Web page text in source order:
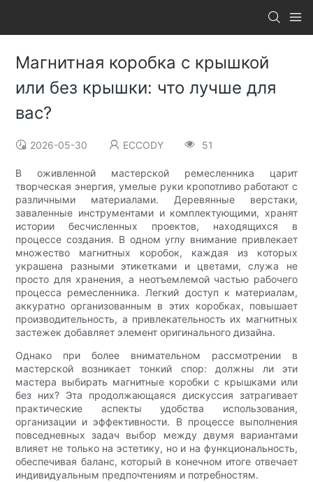
Магнитная коробка с крышкой
или без крышки: что лучше для
вас?
2026-05-30 ECCODY 51
В оживленной мастерской ремесленника царит
творческая энергия, умелые руки кропотливо работают с
различными материалами. Деревянные верстаки,
заваленные инструментами и комплектующими, хранят
истории бесчисленных проектов, находящихся в
процессе создания. В одном углу внимание привлекает
множество магнитных коробок, каждая из которых
украшена разными этикетками и цветами, служа не
просто для хранения, а неотъемлемой частью рабочего
процесса ремесленника. Легкий доступ к материалам,
аккуратно организованным в этих коробках, повышает
производительность, а привлекательность их магнитных
застежек добавляет элемент оригинального дизайна.
Однако при более внимательном рассмотрении в
мастерской возникает тонкий спор: должны ли эти
мастера выбирать магнитные коробки с крышками или
без них? Эта продолжающаяся дискуссия затрагивает
практические аспекты удобства использования,
организации и эффективности. В процессе выполнения
повседневных задач выбор между двумя вариантами
влияет не только на эстетику, но и на функциональность,
обеспечивая баланс, который в конечном итоге отвечает
индивидуальным предпочтениям и потребностям.